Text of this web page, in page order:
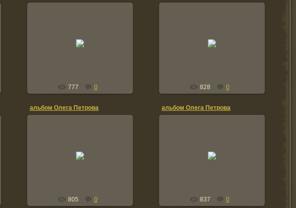
777 0 828 0
альбом Олега Петрова
805 0
альбом Олега Петрова
837 0